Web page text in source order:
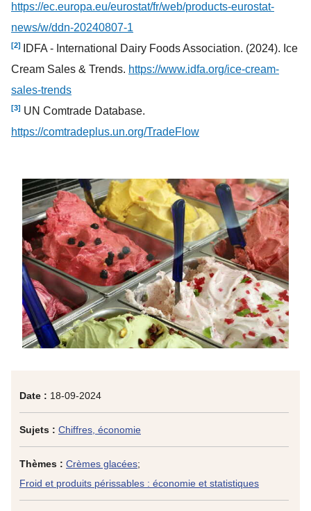
Date : 18-09-2024
Sujets : Chiffres, économie
Thèmes : Crèmes glacées;
Froid et produits périssables : économie et statistiques
https://ec.europa.eu/eurostat/fr/web/products-eurostat-
news/w/ddn-20240807-1
[2]
IDFA - International Dairy Foods Association. (2024). Ice
Cream Sales & Trends. https://www.idfa.org/ice-cream-
sales-trends
[3] UN Comtrade Database.
https://comtradeplus.un.org/TradeFlow